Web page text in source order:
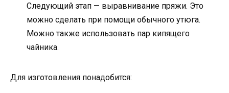
Следующий этап — выравнивание пряжи. Это
можно сделать при помощи обычного утюга.
Можно также использовать пар кипящего
чайника.
Для изготовления понадобится: